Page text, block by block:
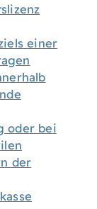
einer
oder bei
der